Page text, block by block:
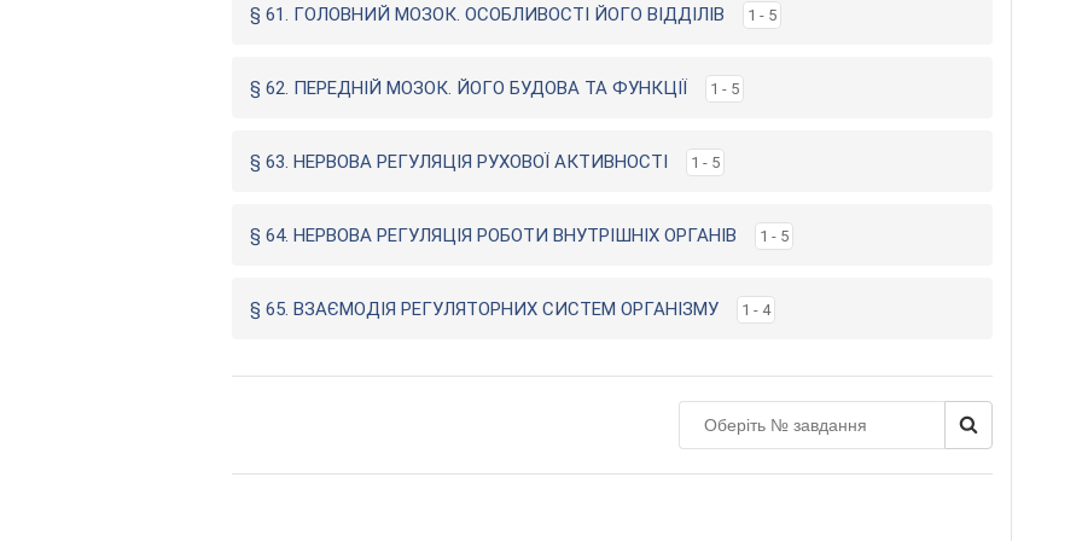
§ 61. ГОЛОВНИЙ МОЗОК. ОСОБЛИВОСТІ ЙОГО ВІДДІЛІВ 1 - 5
§ 62. ПЕРЕДНІЙ МОЗОК. ЙОГО БУДОВА ТА ФУНКЦІЇ 1 - 5
§ 63. НЕРВОВА РЕГУЛЯЦІЯ РУХОВОЇ АКТИВНОСТІ 1 - 5
§ 64. НЕРВОВА РЕГУЛЯЦІЯ РОБОТИ ВНУТРІШНІХ ОРГАНІВ 1 - 5
§ 65. ВЗАЄМОДІЯ РЕГУЛЯТОРНИХ СИСТЕМ ОРГАНІЗМУ 1 - 4